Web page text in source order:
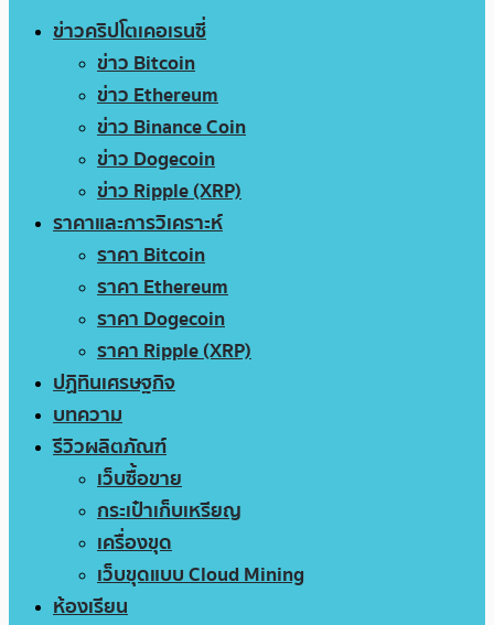
ข่าวคริปโตเคอเรนซี่
ข่าว Bitcoin
ข่าว Ethereum
ข่าว Binance Coin
ข่าว Dogecoin
ข่าว Ripple (XRP)
ราคาและการวิเคราะห์
ราคา Bitcoin
ราคา Ethereum
ราคา Dogecoin
ราคา Ripple (XRP)
ปฏิทินเศรษฐกิจ
บทความ
รีวิวผลิตภัณฑ์
เว็บซื้อขาย
กระเป๋าเก็บเหรียญ
เครื่องขุด
เว็บขุดแบบ Cloud Mining
ห้องเรียน